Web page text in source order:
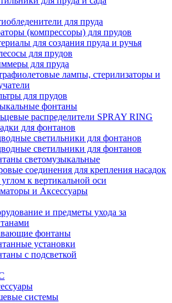
для пруда
(компрессоры) для прудов
для создания пруда и ручья
для прудов
для пруда
лампы, стерилизаторы и
для прудов
фонтаны
распределители SPRAY RING
для фонтанов
светильники для фонтанов
светильники для фонтанов
светомузыкальные
соединения для крепления насадок
к вертикальной оси
и Аксессуары
и предметы ухода за
фонтаны
установки
с подсветкой
системы